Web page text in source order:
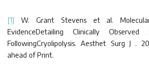
[1] W. Grant Stevens et al.
EvidenceDetailing Clinically Observed
FollowingCryolipolysis. Aesthet Surg J .
ahead of Print.